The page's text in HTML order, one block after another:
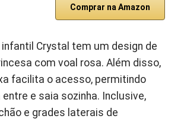
Comprar na Amazon
Crystal tem um design de
com voal rosa. Além disso,
facilita o acesso, permitindo
e saia sozinha. Inclusive,
e grades laterais de